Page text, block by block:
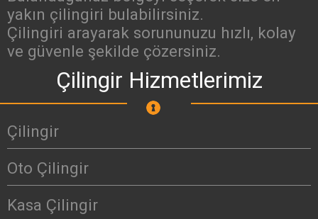
yakın çilingiri bulabilirsiniz.
Çilingiri arayarak sorununuzu hızlı, kolay
ve güvenle şekilde çözersiniz.
Çilingir Hizmetlerimiz
Çilingir
Oto Çilingir
Kasa Çilingir